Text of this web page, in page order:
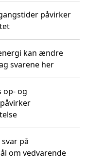
påvirker
kan ændre
svarene her
op- og
på
om vedvarende